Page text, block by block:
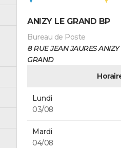
ANIZY LE GRAND BP
Bureau de Poste
8 RUE JEAN JAURES
GRAND
Lundi
03/08
Mardi
04/08